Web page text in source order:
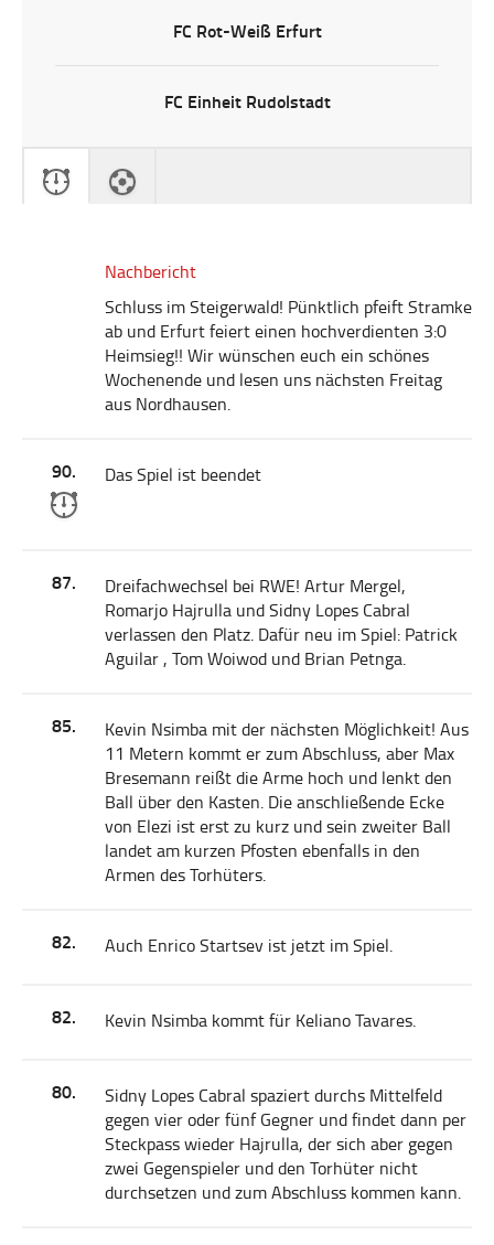
FC Rot-Weiß Erfurt
FC Einheit Rudolstadt
Nachbericht
Schluss im Steigerwald! Pünktlich pfeift Stramke
ab und Erfurt feiert einen hochverdienten 3:0
Heimsieg!! Wir wünschen euch ein schönes
Wochenende und lesen uns nächsten Freitag
aus Nordhausen.
90. Das Spiel ist beendet
87.
Dreifachwechsel bei RWE! Artur Mergel,
Romarjo Hajrulla und Sidny Lopes Cabral
verlassen den Platz. Dafür neu im Spiel: Patrick
Aguilar , Tom Woiwod und Brian Petnga.
85.
Kevin Nsimba mit der nächsten Möglichkeit! Aus
11 Metern kommt er zum Abschluss, aber Max
Bresemann reißt die Arme hoch und lenkt den
Ball über den Kasten. Die anschließende Ecke
von Elezi ist erst zu kurz und sein zweiter Ball
landet am kurzen Pfosten ebenfalls in den
Armen des Torhüters.
82. Auch Enrico Startsev ist jetzt im Spiel.
82. Kevin Nsimba kommt für Keliano Tavares.
80.
Sidny Lopes Cabral spaziert durchs Mittelfeld
gegen vier oder fünf Gegner und findet dann per
Steckpass wieder Hajrulla, der sich aber gegen
zwei Gegenspieler und den Torhüter nicht
durchsetzen und zum Abschluss kommen kann.